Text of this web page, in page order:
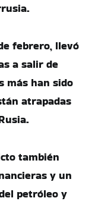
febrero, llevó
a salir de
más han sido
atrapadas
también
y un
petróleo y